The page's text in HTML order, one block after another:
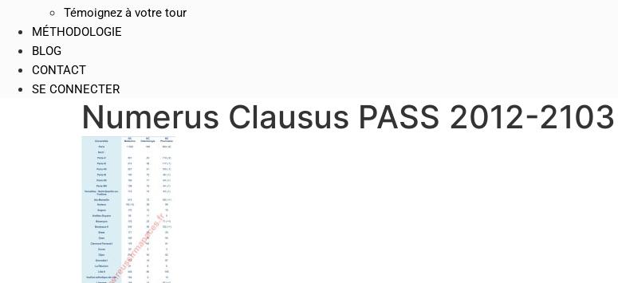
Témoignez à votre tour
MÉTHODOLOGIE
BLOG
CONTACT
SE CONNECTER
Numerus Clausus PASS 2012-2103